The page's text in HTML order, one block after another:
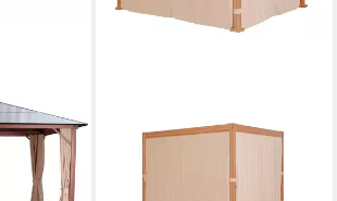
aus
Pavillon Pergola Alhambra,
Terrassendach mit